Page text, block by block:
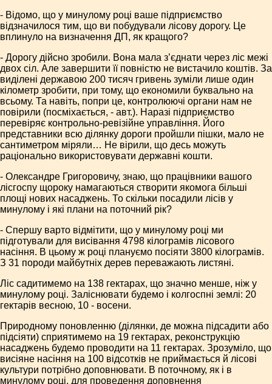
- Відомо, що у минулому році ваше підприємство
відзначилося тим, що ви побудували лісову дорогу. Це
вплинуло на визначення ДП, як кращого?
- Дорогу дійсно зробили. Вона мала з’єднати через ліс межі
двох сіл. Але завершити її повністю не вистачило коштів. За
виділені державою 200 тисяч гривень зуміли лише один
кілометр зробити, при тому, що економили буквально на
всьому. Та навіть, попри це, контролюючі органи нам не
повірили (посміхається, - авт.). Наразі підприємство
перевіряє контрольно-ревізійне управління. Його
представники всю ділянку дороги пройшли пішки, мало не
сантиметром міряли… Не вірили, що десь можуть
раціонально використовувати державні кошти.
- Олександре Григоровичу, знаю, що працівники вашого
лісгоспу щороку намагаються створити якомога більші
площі нових насаджень. То скільки посадили лісів у
минулому і які плани на поточний рік?
- Спершу варто відмітити, що у минулому році ми
підготували для висівання 4798 кілограмів лісового
насіння. В цьому ж році плануємо посіяти 3800 кілограмів.
З 31 породи майбутніх дерев переважають листяні.
Ліс садитимемо на 138 гектарах, що значно менше, ніж у
минулому році. Заліснювати будемо і колгоспні землі: 20
гектарів весною, 10 - восени.
Природному поновленню (ділянки, де можна підсадити або
підсіяти) сприятимемо на 19 гектарах, реконструкцію
насаджень будемо проводити на 11 гектарах. Зрозуміло, що
висіяне насіння на 100 відсотків не приймається й лісові
культури потрібно доповнювати. В поточному, як і в
минулому році, для проведення доповнення